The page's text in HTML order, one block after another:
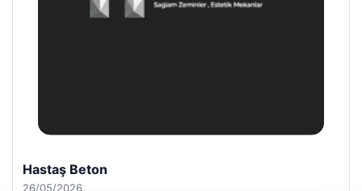
Prenses Night Club
29/04/2026